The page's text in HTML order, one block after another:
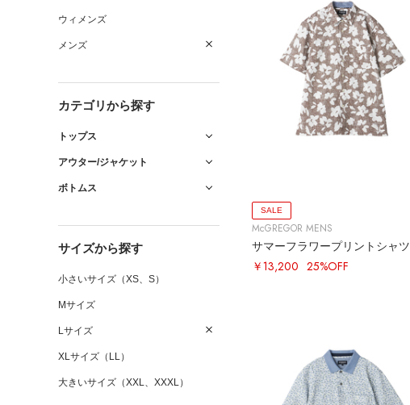
ウィメンズ
メンズ
カテゴリから探す
トップス
アウター/ジャケット
ボトムス
サイズから探す
小さいサイズ（XS、S）
Mサイズ
Lサイズ
XLサイズ（LL）
大きいサイズ（XXL、XXXL）
SALE
McGREGOR MENS
サマーフラワープリントシャツ
￥13,200 25%OFF